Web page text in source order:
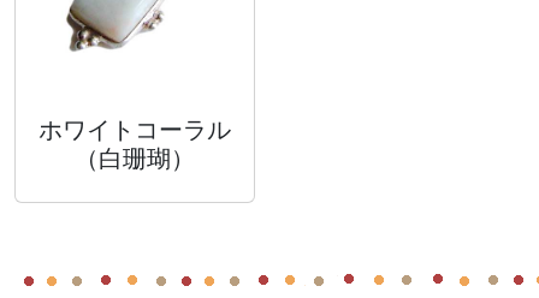
ホワイトコーラル
（白珊瑚）